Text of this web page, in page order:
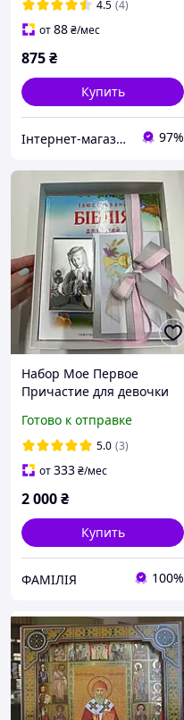
4.5 (4)
от88₴/мес
875₴
Купить
Інтернет-магазин "Podarynki" 97%
Набор Мое Первое
Причастие для девочки
Готово к отправке
5.0 (3)
от333₴/мес
2 000₴
Купить
ФАМІЛІЯ 100%